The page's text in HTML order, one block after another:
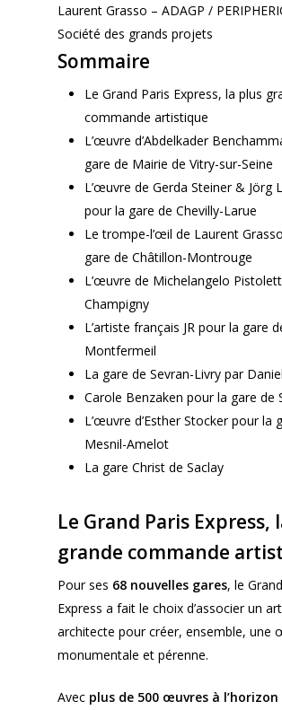
Laurent Grasso – ADAGP /
Société des grands projets
Sommaire
Le Grand Paris Express, la plus
commande artistique
L’œuvre d’Abdelkader
gare de Mairie de Vitry-sur-Seine
L’œuvre de Gerda Steiner & Jörg
pour la gare de Chevilly-Larue
Le trompe-l’œil de Laurent
gare de Châtillon-Montrouge
L’œuvre de Michelangelo
Champigny
L’artiste français JR pour la gare
Montfermeil
La gare de Sevran-Livry par
Carole Benzaken pour la gare de
L’œuvre d’Esther Stocker pour la
Mesnil-Amelot
La gare Christ de Saclay
Le Grand Paris Express,
grande commande
Pour ses 68 nouvelles gares, le
Express a fait le choix d’associer un
architecte pour créer, ensemble, une
monumentale et pérenne.
Avec plus de 500 œuvres à l’horizon